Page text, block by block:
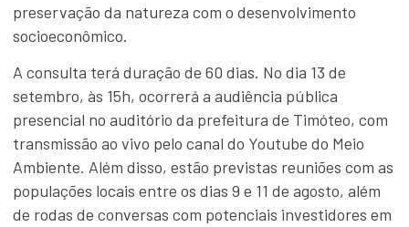
preservação da natureza com o desenvolvimento
socioeconômico.
A consulta terá duração de 60 dias. No dia 13 de
setembro, às 15h, ocorrerá a audiência pública
presencial no auditório da prefeitura de Timóteo, com
transmissão ao vivo pelo canal do Youtube do Meio
Ambiente. Além disso, estão previstas reuniões com as
populações locais entre os dias 9 e 11 de agosto, além
de rodas de conversas com potenciais investidores em